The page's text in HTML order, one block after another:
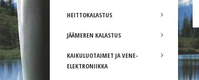
HEITTOKALASTUS
JÄÄMEREN KALASTUS
KAIKULUOTAIMET JA VENE-
ELEKTRONIIKKA